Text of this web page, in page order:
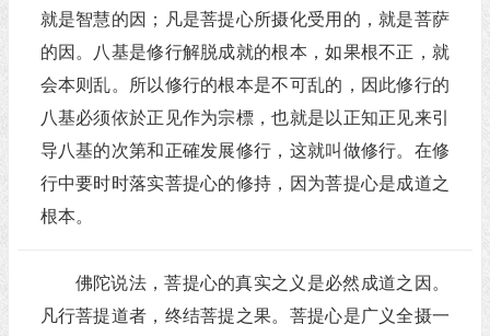
就是智慧的因；凡是菩提心所摄化受用的，就是菩萨
的因。八基是修行解脱成就的根本，如果根不正，就
会本则乱。所以修行的根本是不可乱的，因此修行的
八基必须依於正见作为宗標，也就是以正知正见来引
导八基的次第和正確发展修行，这就叫做修行。在修
行中要时时落实菩提心的修持，因为菩提心是成道之
根本。
佛陀说法，菩提心的真实之义是必然成道之因。
凡行菩提道者，终结菩提之果。菩提心是广义全摄一